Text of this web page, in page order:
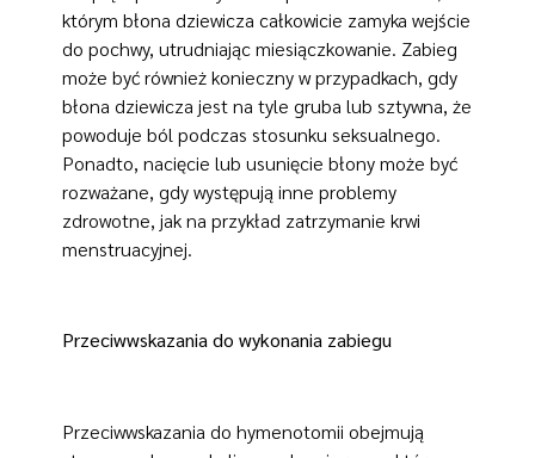
którym błona dziewicza całkowicie zamyka wejście
do pochwy, utrudniając miesiączkowanie. Zabieg
może być również konieczny w przypadkach, gdy
błona dziewicza jest na tyle gruba lub sztywna, że
powoduje ból podczas stosunku seksualnego.
Ponadto, nacięcie lub usunięcie błony może być
rozważane, gdy występują inne problemy
zdrowotne, jak na przykład zatrzymanie krwi
menstruacyjnej.
Przeciwwskazania do wykonania zabiegu
Przeciwwskazania do hymenotomii obejmują